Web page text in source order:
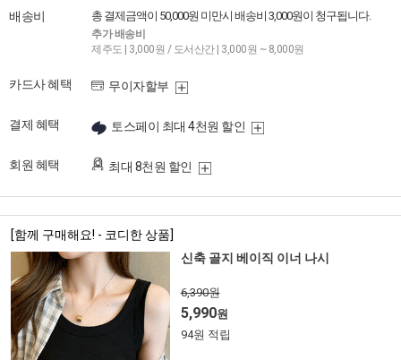
배송비 총 결제금액이 50,000원 미만시 배송비 3,000원이 청구됩니다.
추가 배송비
제주도 | 3,000원 / 도서산간 | 3,000원 ~ 8,000원
카드사 혜택 무이자할부
결제 혜택 토스페이 최대 4천원 할인
회원 혜택 최대 8천원 할인
[함께 구매해요! - 코디한 상품]
신축 골지 베이직 이너 나시
6,390원
5,990원
94원 적립